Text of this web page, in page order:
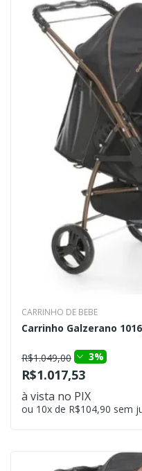
CARRINHO DE BEBE
Carrinho Galzerano
R$1.049,00 3%
R$1.017,53
à vista no PIX
ou 10x de R$104,90 sem